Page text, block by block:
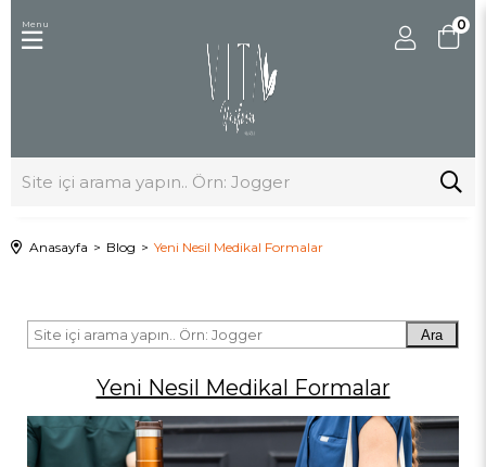
0
Menu
Anasayfa Blog Yeni Nesil Medikal Formalar
Ara
Yeni Nesil Medikal Formalar